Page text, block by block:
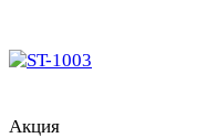
Акция